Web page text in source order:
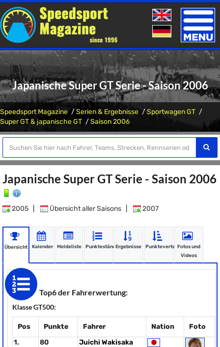
Toggle
Japanische Super GT Serie - Saison 2006
Speedsport Magazine Serien & Ergebnisse
Sportwagen GT
Super GT & japanische GT
Saison 2006
Japanische Super GT Serie - Saison 2006
2005 Übersicht aller Saisons 2007
Übersicht Kalender Meldeliste PunkteständeErgebnisse PunkteverteilungFotos und
Videos
Top6 der Fahrerwertung:
Klasse GT500:
Pos Punkte Fahrer Nation
Foto
1.
80
Juichi Wakisaka